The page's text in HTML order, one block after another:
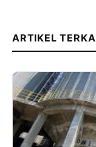
ARTIKEL